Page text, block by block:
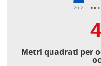
26.2
Metri quadrati per